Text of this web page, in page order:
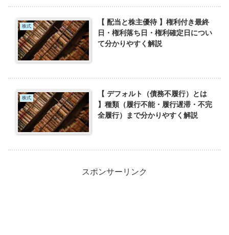
株式
【 配当と株主優待 】権利付き最終
日・権利落ち日・権利確定日につい
て分かりやすく解説
株式
【 デフォルト（債務不履行）とは
】種類（履行不能・履行遅滞・不完
全履行）まで分かりやすく解説
スポンサーリンク